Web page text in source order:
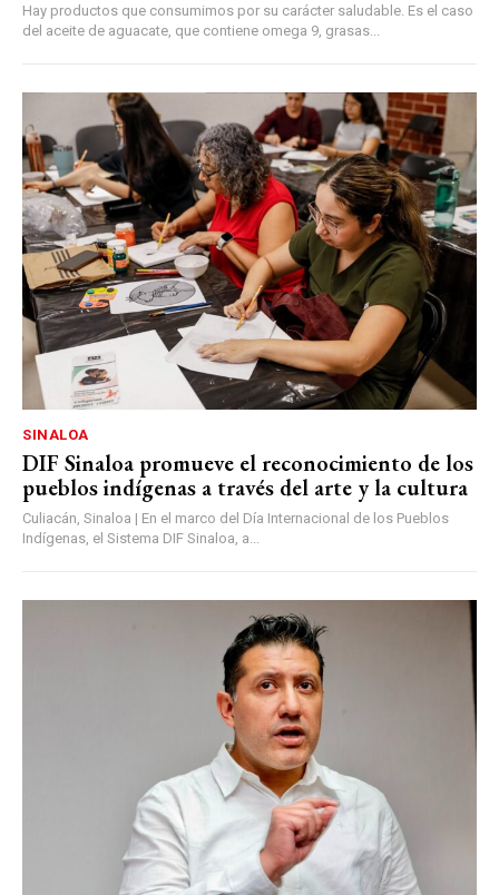
Hay productos que consumimos por su carácter saludable. Es el caso
del aceite de aguacate, que contiene omega 9, grasas...
SINALOA
DIF Sinaloa promueve el reconocimiento de los
pueblos indígenas a través del arte y la cultura
Culiacán, Sinaloa | En el marco del Día Internacional de los Pueblos
Indígenas, el Sistema DIF Sinaloa, a...